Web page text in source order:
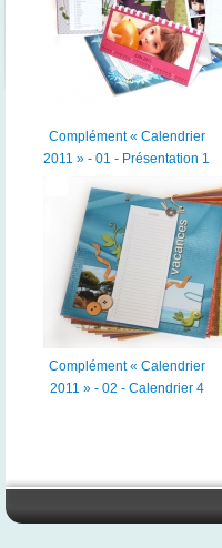
Complément « Calendrier
2011 » - 01 - Présentation 1
Complément « Calendrier
2011 » - 02 - Calendrier 4